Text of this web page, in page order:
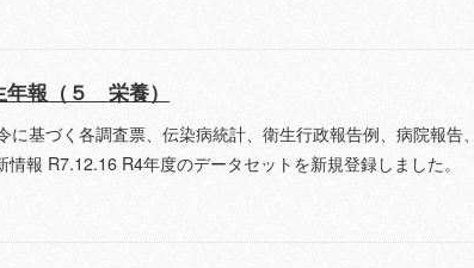
年報（５ 栄養）
に基づく各調査票、伝染病統計、衛生行政報告例、病院報
情報 R7.12.16 R4年度のデータセットを新規登録しました。